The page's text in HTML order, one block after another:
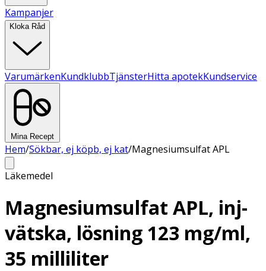
Kampanjer
Kloka Råd
VarumärkenKundklubbTjänsterHitta apotekKundservice
Mina Recept
Hem/Sökbar, ej köpb, ej kat/Magnesiumsulfat APL
Läkemedel
Magnesiumsulfat APL, inj-
vätska, lösning 123 mg/ml,
35 milliliter